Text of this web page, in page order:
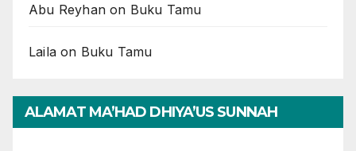
Abu Reyhan on Buku Tamu
Laila on Buku Tamu
ALAMAT MA’HAD DHIYA’US SUNNAH